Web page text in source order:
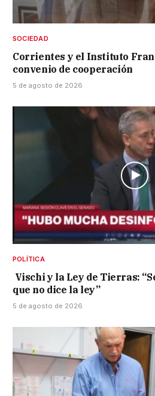
SOCIEDAD
Corrientes y el Instituto
convenio de cooperación
5 de agosto de 2026
POLÍTICA
Vischi y la Ley de Tierras:
que no dice la ley”
5 de agosto de 2026